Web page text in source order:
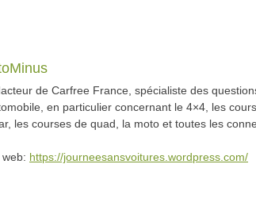
de Carfree France, spécialiste des
en particulier concernant le 4×4, les
les courses de quad, la moto et toutes les
web: https://journeesansvoitures.wordpress.com/